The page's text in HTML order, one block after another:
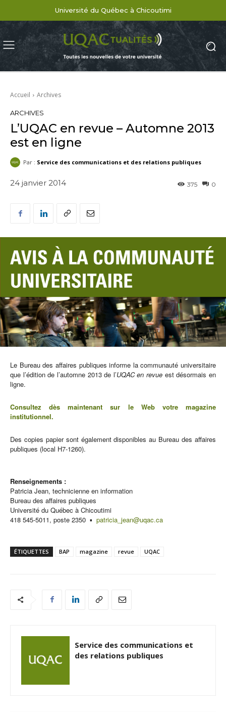
Université du Québec à Chicoutimi
Accueil Archives
ARCHIVES
L’UQAC en revue – Automne 2013
est en ligne
Par : Service des communications et des relations publiques
24 janvier 2014 0
375
Le Bureau des affaires publiques informe la communauté universitaire
que l’édition de l’automne 2013 de l’UQAC en revue est désormais en
ligne.
Consultez dès maintenant sur le Web votre magazine
institutionnel.
Des copies papier sont également disponibles au Bureau des affaires
publiques (local H7-1260).
Renseignements :
Patricia Jean, technicienne en information
Bureau des affaires publiques
Université du Québec à Chicoutimi
418 545-5011, poste 2350 ▪ patricia_jean@uqac.ca
ÉTIQUETTES BAP magazine revue UQAC
Service des communications et
des relations publiques